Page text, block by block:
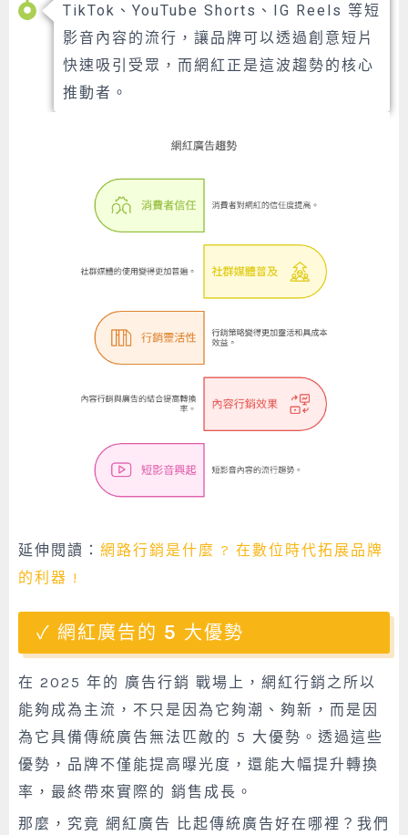
TikTok、YouTube Shorts、IG Reels 等短
影音內容的流行，讓品牌可以透過創意短片
快速吸引受眾，而網紅正是這波趨勢的核心
推動者。
延伸閱讀： 網路行銷是什麼 ? 在數位時代拓展品牌
的利器 !
網紅廣告的 5 大優勢
在 2025 年的 廣告行銷 戰場上，網紅行銷之所以
能夠成為主流，不只是因為它夠潮、夠新，而是因
為它具備傳統廣告無法匹敵的 5 大優勢。透過這些
優勢，品牌不僅能提高曝光度，還能大幅提升轉換
率，最終帶來實際的 銷售成長。
那麼，究竟 網紅廣告 比起傳統廣告好在哪裡？我們